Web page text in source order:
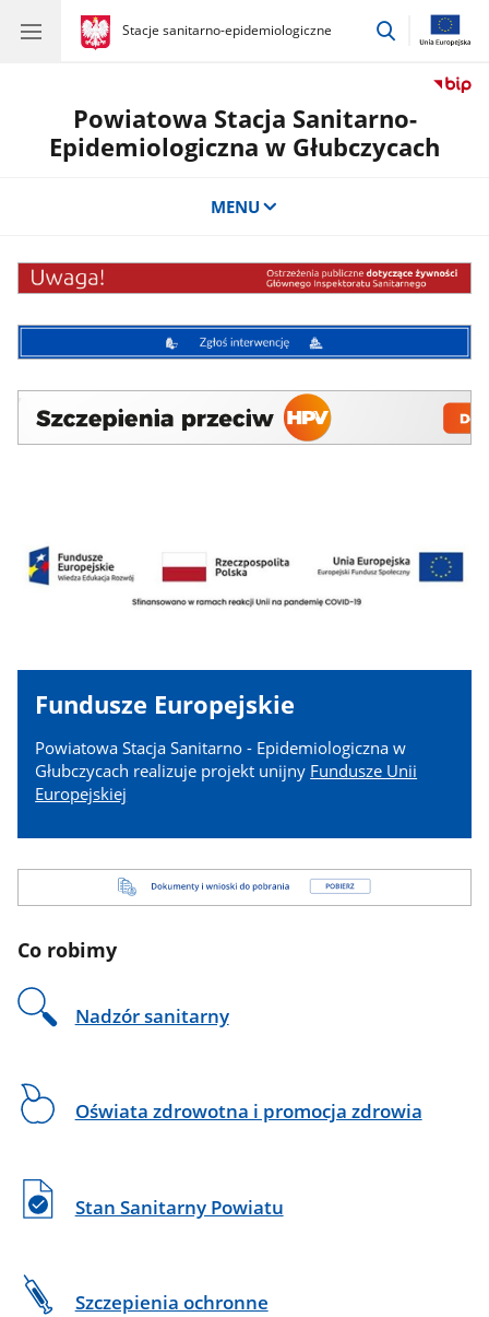
gov.pl
Stacje sanitarno-epidemiologiczne
gov.pl
Stacje
przejdź
Powiatowa Stacja Sanitarno-
Epidemiologiczna w Głubczycach
MENU
Fundusze Europejskie
Powiatowa Stacja Sanitarno - Epidemiologiczna w
Głubczycach realizuje projekt unijny Fundusze Unii
Europejskiej
i
do
Co robimy
Nadzór sanitarny
Oświata zdrowotna i promocja zdrowia
Stan Sanitarny Powiatu
Szczepienia ochronne